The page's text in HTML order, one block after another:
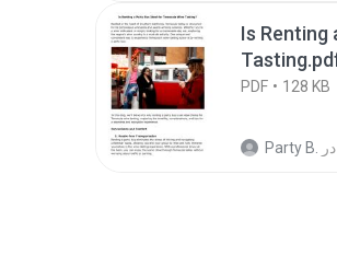
Is Renting
PDF 128 KB
Party B. در